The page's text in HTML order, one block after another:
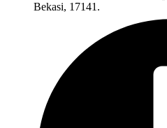
Bekasi, 17141.